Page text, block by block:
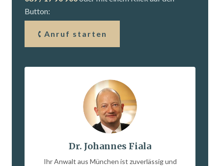
Button:
Anruf starten
Dr. Johannes Fiala
Ihr Anwalt aus München ist zuverlässig und